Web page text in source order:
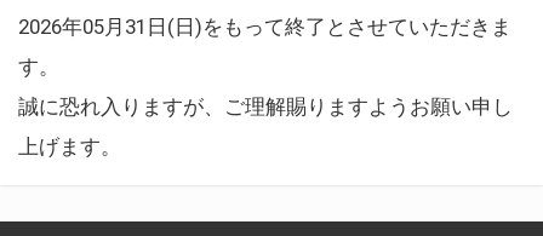
2026年05月31日(日)をもって終了とさせていただきま
す。
誠に恐れ入りますが、ご理解賜りますようお願い申し
上げます。